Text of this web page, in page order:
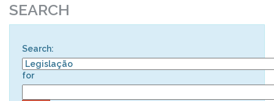
SEARCH
Search:
for